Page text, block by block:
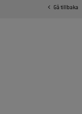
Gå tillbaka